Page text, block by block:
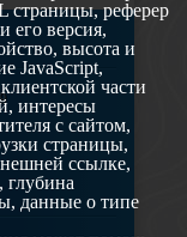
страницы, реферер
его версия,
высота и
JavaScript,
части
интересы
с сайтом,
страницы,
ссылке,
глубина
данные о типе